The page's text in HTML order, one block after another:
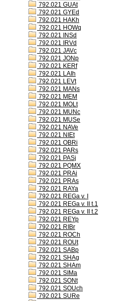
792.021 GUAt
792.021 GYEd
792.021 HAKh
792.021 HOWq
792.021 INSd
792.021 IRVd
792.021 JAVc
792.021 JONp
792.021 KERf
792.021 LAIh
792.021 LEVt
792.021 MANs
792.021 MEM
792.021 MOLt
792.021 MUNc
792.021 MUSe
792.021 NAVe
792.021 NIEt
792.021 OBRi
792.021 PARs
792.021 PASj
792.021 PQMX
792.021 PRAi
792.021 PRAs
792.021 RAYa
792.021 REGa v. I
792.021 REGa v. II t.1
792.021 REGa v. II t.2
792.021 REYp
792.021 RIBr
792.021 ROCh
792.021 ROUt
792.021 SABp
792.021 SHAg
792.021 SHAm
792.021 SIMa
792.021 SONt
792.021 SOUch
792.021 SURe